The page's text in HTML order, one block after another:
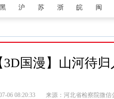
黑 沪 苏 浙 皖 闽
3D国漫】山河待归
06 08:20:33 来源：河北省检察院微信